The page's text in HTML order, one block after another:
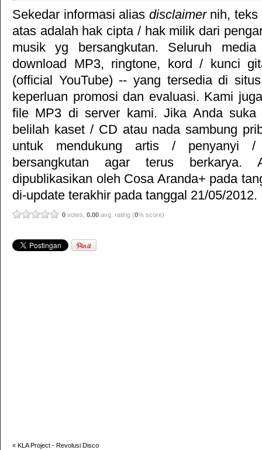
Sekedar informasi alias disclaimernih, teks
atas adalah hak cipta / hak milik dari
musik yg bersangkutan. Seluruh
download MP3, ringtone, kord / kunci
(official YouTube) -- yang tersedia di
keperluan promosi dan evaluasi. Kami
file MP3 di server kami. Jika Anda
belilah kaset / CD atau nada sambung
untuk mendukung artis / penyanyi
bersangkutan agar terus berkarya.
dipublikasikan oleh Cosa Aranda+ pada
di-update terakhir pada tanggal 21/05/2012.
0 votes, 0.00 avg. rating (0% score)
« KLA Project - Revolusi Disco